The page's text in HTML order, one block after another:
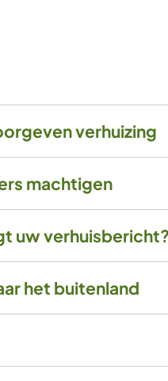
verhuizing
machtigen
uw verhuisbericht?
het buitenland